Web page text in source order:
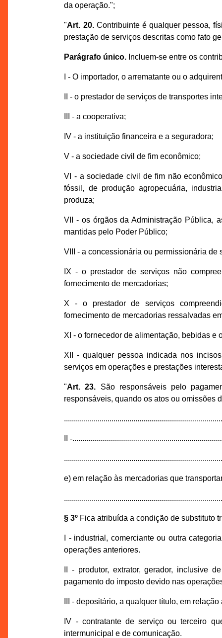
da operação.";
"Art. 20.Contribuinte é qualquer pessoa,
prestação de serviços descritas como fato
Parágrafo único. Incluem-se entre os
I - O importador, o arrematante ou o
II - o prestador de serviços de transportes
III - a cooperativa;
IV - a instituição financeira e a seguradora;
V - a sociedade civil de fim econômico;
VI - a sociedade civil de fim não
fóssil, de produção agropecuária,
produza;
VII - os órgãos da Administração Pública,
mantidas pelo Poder Público;
VIII - a concessionária ou permissionária
IX - o prestador de serviços não
fornecimento de mercadorias;
X - o prestador de serviços
fornecimento de mercadorias ressalvadas
XI - o fornecedor de alimentação, bebidas
XII - qualquer pessoa indicada nos
serviços em operações e prestações
"Art. 23. São responsáveis pelo
responsáveis, quando os atos ou omissões
II -
e) em relação às mercadorias que
§ 3º Fica atribuída a condição de substituto
I - industrial, comerciante ou outra
operações anteriores.
II - produtor, extrator, gerador, inclusive
pagamento do imposto devido nas
III - depositário, a qualquer título, em
IV - contratante de serviço ou terceiro
intermunicipal e de comunicação.